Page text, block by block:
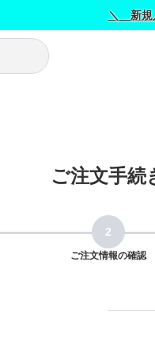
＼ 新規
ご注文手続
ご注文情報の確認